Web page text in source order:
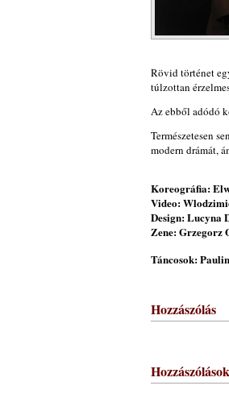
Rövid történet
túlzottan
Az ebből adódó
Természetesen
modern drámát,
Koreográfia:
Video:
Design: Lucyna
Zene: Grzegorz
Táncosok:
Hozzászólás
Hozzászólások